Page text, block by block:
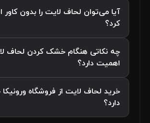
آیا می‌توان لحاف لایت را بدون کاور
کرد؟
چه نکاتی هنگام خشک کردن لحاف
اهمیت دارد؟
خرید لحاف لایت از فروشگاه
دارد؟